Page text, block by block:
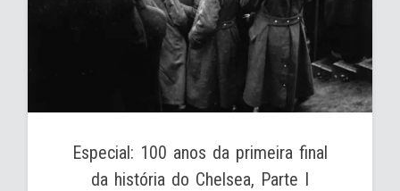
Especial: 100 anos da primeira final
da história do Chelsea, Parte I